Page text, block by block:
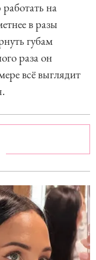
на
в разы
губам
раза он
всё выглядит